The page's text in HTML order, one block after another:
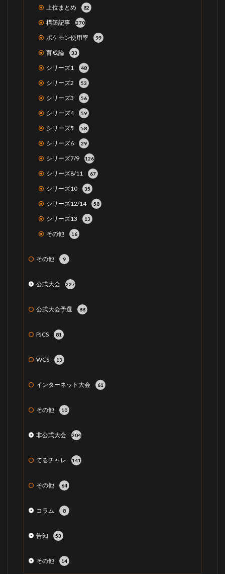
上位まとめ 82
構築記事 270
ポケモン使用率 99
育成論 33
シリーズ1 48
シリーズ2 53
シリーズ3 56
シリーズ4 59
シリーズ5 58
シリーズ6 29
シリーズ7/9 126
シリーズ8/11 67
シリーズ10 35
シリーズ12/14 58
シリーズ13 13
その他 16
その他 9
公式大会 227
公式大会予選 88
PJCS 81
WCS 13
インターネット大会 61
その他 10
非公式大会 204
てるチャレ 141
その他 64
コラム 8
告知 53
その他 14